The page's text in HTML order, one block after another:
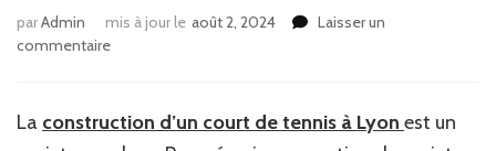
parAdmin mis à jour le août 2, 2024
Laisser un
commentairesur
gestion
du
La construction d’un court de tennis à Lyon est un